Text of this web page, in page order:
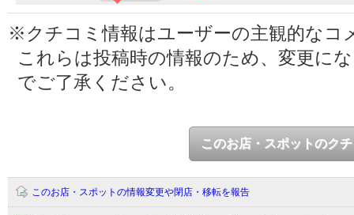
※クチコミ情報はユーザーの主観的なコ
これらは投稿時の情報のため、変更に
でご了承ください。
このお店・スポットのク
このお店・スポットの情報変更や閉店・移転を報告